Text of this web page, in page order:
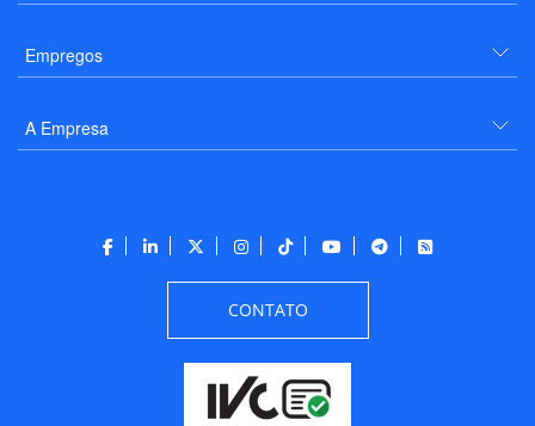
Empregos
A Empresa
CONTATO